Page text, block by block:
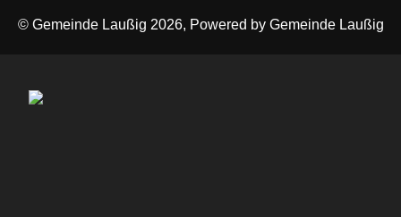
© Gemeinde Laußig 2026, Powered by Gemeinde Laußig